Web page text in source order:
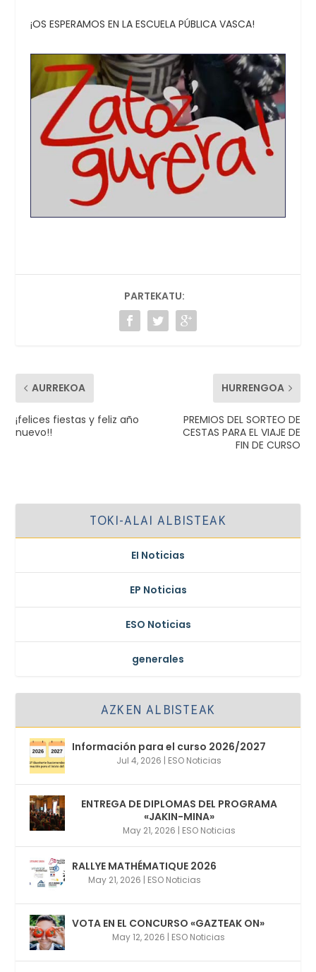
¡OS ESPERAMOS EN LA ESCUELA PÚBLICA VASCA!
PARTEKATU:
AURREKOA
¡felices fiestas y feliz año
nuevo!!
HURRENGOA
PREMIOS DEL SORTEO DE
CESTAS PARA EL VIAJE DE
FIN DE CURSO
TOKI-ALAI ALBISTEAK
EI Noticias
EP Noticias
ESO Noticias
generales
AZKEN ALBISTEAK
Información para el curso 2026/2027
Jul 4, 2026 | ESO Noticias
ENTREGA DE DIPLOMAS DEL PROGRAMA
«JAKIN-MINA»
May 21, 2026 | ESO Noticias
RALLYE MATHÉMATIQUE 2026
May 21, 2026 | ESO Noticias
VOTA EN EL CONCURSO «GAZTEAK ON»
May 12, 2026 | ESO Noticias